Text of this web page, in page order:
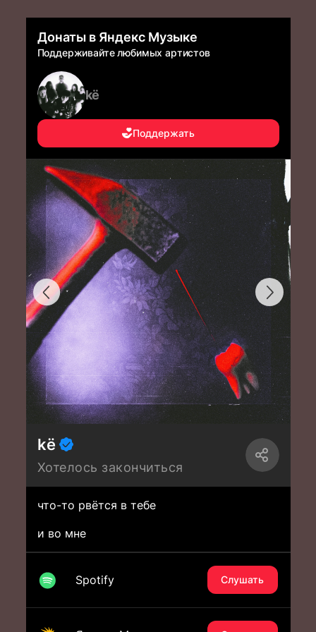
Донаты в Яндекс Музыке
Поддерживайте любимых артистов
kё
Поддержать
kё
Хотелось закончиться
что-то рвётся в тебе
и во мне
Spotify Слушать